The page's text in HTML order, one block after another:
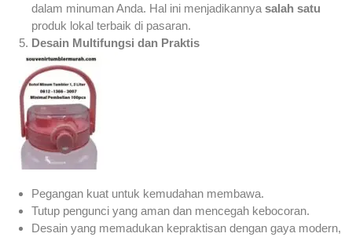
dalam minuman Anda. Hal ini menjadikannya salah satu
produk lokal terbaik di pasaran.
Desain Multifungsi dan Praktis
Pegangan kuat untuk kemudahan membawa.
Tutup pengunci yang aman dan mencegah kebocoran.
Desain yang memadukan kepraktisan dengan gaya modern,